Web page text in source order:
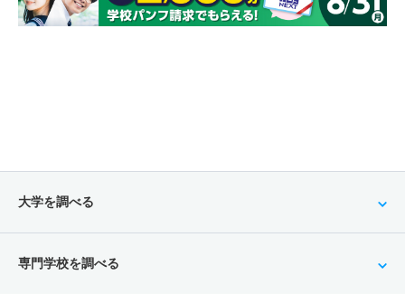
大学を調べる
専門学校を調べる